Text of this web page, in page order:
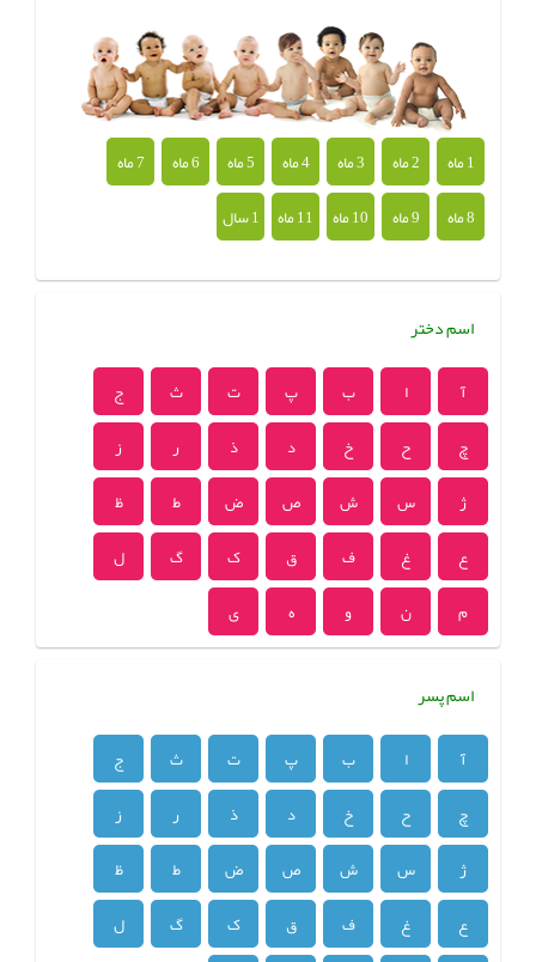
1 ماه 2 ماه 3 ماه 4 ماه 5 ماه 6 ماه
7 ماه
8 ماه
9 ماه 10 ماه 11 ماه 1 سال
اسم دختر
آ ا ب پ ت ث
ج
چ
ح خ د ذ ر
ز
ژ
س ش ص ض ط
ظ
ع
غ ف ق ک گ
ل
م
ن و ه ی
اسم پسر
آ ا ب پ ت ث
ج
چ
ح خ د ذ ر
ز
ژ
س ش ص ض ط
ظ
ع
غ ف ق ک گ
ل